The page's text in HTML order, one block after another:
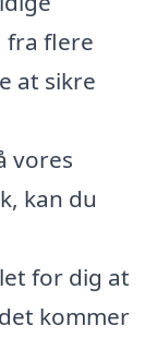
fra flere
at sikre
vores
kan du
for dig at
kommer